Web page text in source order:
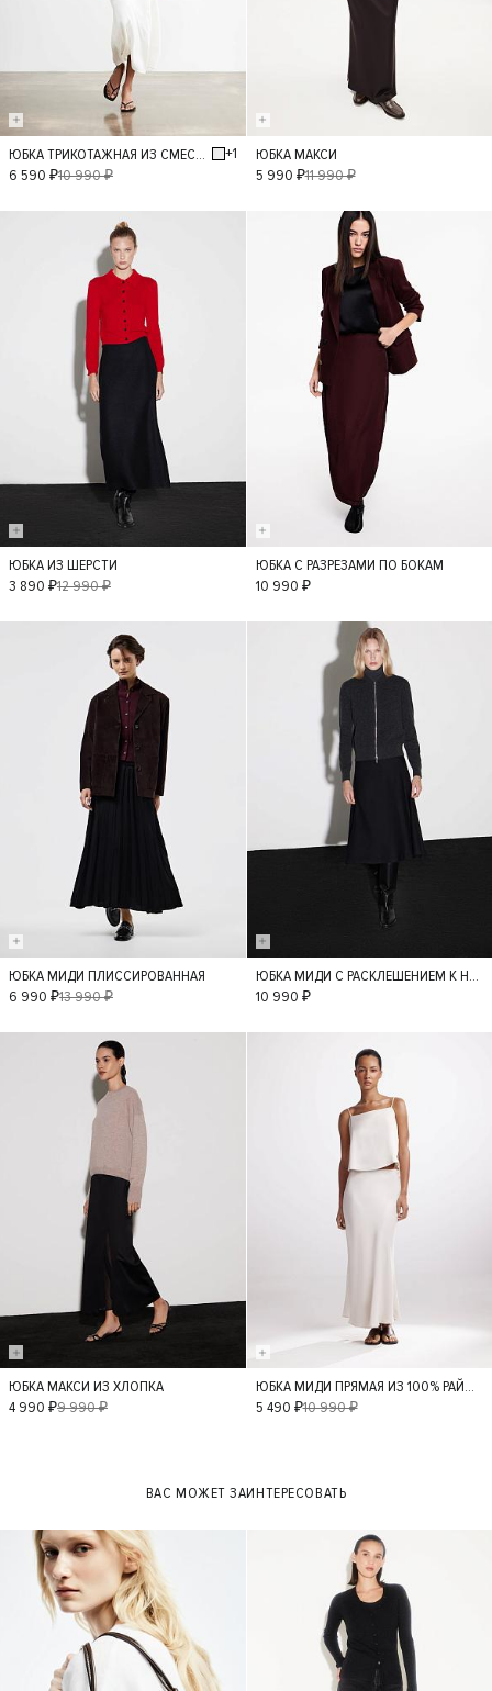
S M
ЮБКА ТРИКОТАЖНАЯ ИЗ СМЕСОВОГО ХЛОПКА
+1
6 590 ₽10 990 ₽ S M
ЮБКА МАКСИ
5 990 ₽11 990 ₽
XS S
M L
ЮБКА ИЗ ШЕРСТИ
3 890 ₽12 990 ₽ XS
ЮБКА С РАЗРЕЗАМИ ПО БОКАМ
10 990 ₽
XS S
L XL
ЮБКА МИДИ ПЛИССИРОВАННАЯ
6 990 ₽13 990 ₽ S
ЮБКА МИДИ С РАСКЛЕШЕНИЕМ К НИЗУ
10 990 ₽
XS
ЮБКА МАКСИ ИЗ ХЛОПКА
4 990 ₽9 990 ₽ XS S
ЮБКА МИДИ ПРЯМАЯ ИЗ 100% РАЙОНА
5 490 ₽10 990 ₽
ВАС МОЖЕТ ЗАИНТЕРЕСОВАТЬ